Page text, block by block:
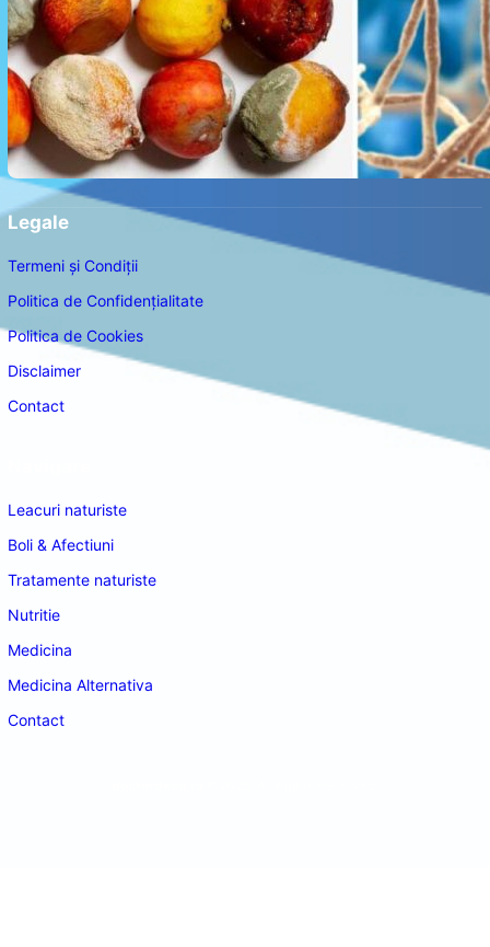
Legale
Termeni și Condiții
Politica de Confidențialitate
Politica de Cookies
Disclaimer
Contact
Leacuri naturiste
Boli & Afectiuni
Tratamente naturiste
Nutritie
Medicina
Medicina Alternativa
Contact